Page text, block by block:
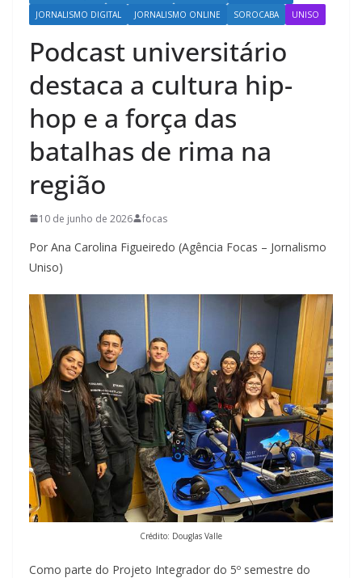
JORNALISMO DIGITAL
JORNALISMO ONLINE SOROCABA UNISO
Podcast universitário
destaca a cultura hip-
hop e a força das
batalhas de rima na
região
10 de junho de 2026 focas
Por Ana Carolina Figueiredo (Agência Focas – Jornalismo
Uniso)
Crédito: Douglas Valle
Como parte do Projeto Integrador do 5º semestre do